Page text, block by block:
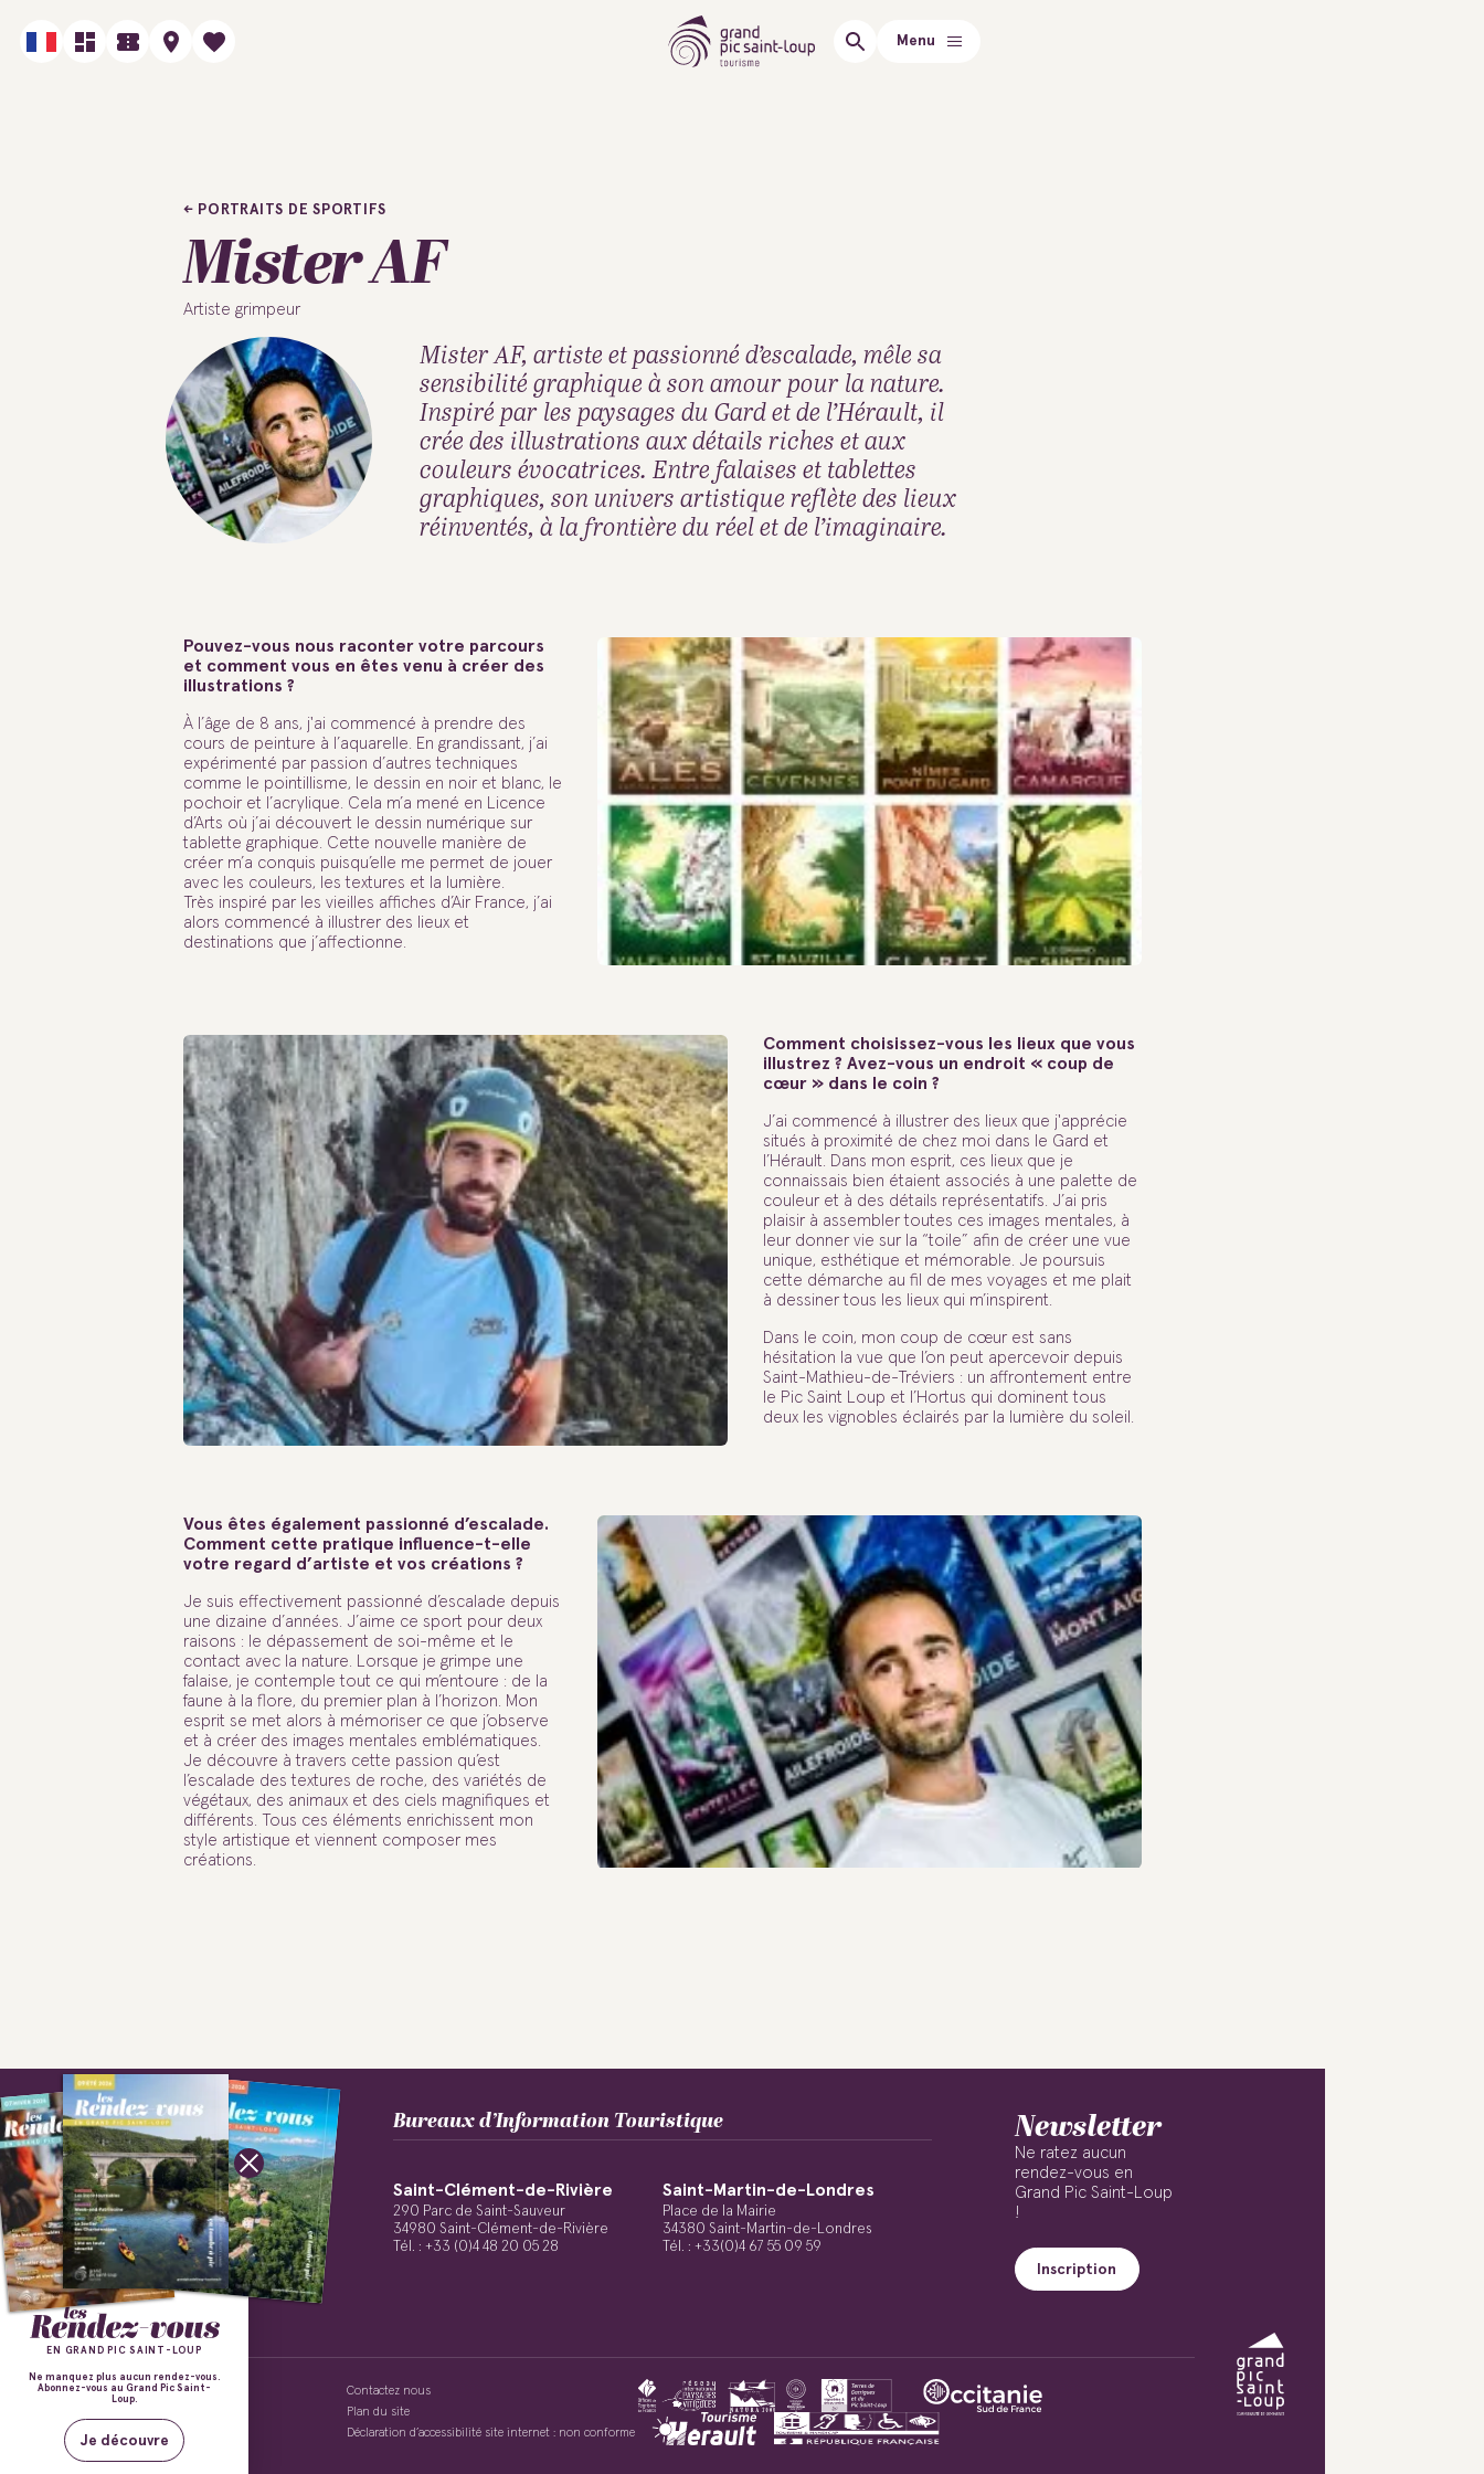
Menu
PORTRAITS DE SPORTIFS
Mister AF
Artiste grimpeur
Mister AF, artiste et passionné d’escalade, mêle sa
sensibilité graphique à son amour pour la nature.
Inspiré par les paysages du Gard et de l’Hérault, il
crée des illustrations aux détails riches et aux
couleurs évocatrices. Entre falaises et tablettes
graphiques, son univers artistique reflète des lieux
réinventés, à la frontière du réel et de l’imaginaire.
Pouvez-vous nous raconter votre parcours
et comment vous en êtes venu à créer des
illustrations ?
À l’âge de 8 ans, j'ai commencé à prendre des
cours de peinture à l’aquarelle. En grandissant, j’ai
expérimenté par passion d’autres techniques
comme le pointillisme, le dessin en noir et blanc, le
pochoir et l’acrylique. Cela m’a mené en Licence
d’Arts où j’ai découvert le dessin numérique sur
tablette graphique. Cette nouvelle manière de
créer m’a conquis puisqu’elle me permet de jouer
avec les couleurs, les textures et la lumière.
Très inspiré par les vieilles affiches d’Air France, j’ai
alors commencé à illustrer des lieux et
destinations que j’affectionne.
Comment choisissez-vous les lieux que vous
illustrez ? Avez-vous un endroit « coup de
cœur » dans le coin ?
J’ai commencé à illustrer des lieux que j'apprécie
situés à proximité de chez moi dans le Gard et
l’Hérault. Dans mon esprit, ces lieux que je
connaissais bien étaient associés à une palette de
couleur et à des détails représentatifs. J’ai pris
plaisir à assembler toutes ces images mentales, à
leur donner vie sur la “toile” afin de créer une vue
unique, esthétique et mémorable. Je poursuis
cette démarche au fil de mes voyages et me plait
à dessiner tous les lieux qui m’inspirent.
Dans le coin, mon coup de cœur est sans
hésitation la vue que l’on peut apercevoir depuis
Saint-Mathieu-de-Tréviers : un affrontement entre
le Pic Saint Loup et l’Hortus qui dominent tous
deux les vignobles éclairés par la lumière du soleil.
Vous êtes également passionné d’escalade.
Comment cette pratique influence-t-elle
votre regard d’artiste et vos créations ?
Je suis effectivement passionné d’escalade depuis
une dizaine d’années. J’aime ce sport pour deux
raisons : le dépassement de soi-même et le
contact avec la nature. Lorsque je grimpe une
falaise, je contemple tout ce qui m’entoure : de la
faune à la flore, du premier plan à l’horizon. Mon
esprit se met alors à mémoriser ce que j’observe
et à créer des images mentales emblématiques.
Je découvre à travers cette passion qu’est
l’escalade des textures de roche, des variétés de
végétaux, des animaux et des ciels magnifiques et
différents. Tous ces éléments enrichissent mon
style artistique et viennent composer mes
créations.
Suivez-nous !
Bureaux d’Information Touristique
Saint-Clément-de-Rivière
290 Parc de Saint-Sauveur
34980 Saint-Clément-de-Rivière
Tél. : +33 (0)4 48 20 05 28
Saint-Martin-de-Londres
Place de la Mairie
34380 Saint-Martin-de-Londres
Tél. : +33(0)4 67 55 09 59
Newsletter
Ne ratez aucun
rendez-vous en
Grand Pic Saint-Loup
!
Inscription
Politique de confidentialité
Contactez nous
Plan du site
Conditions Générales de Vente
Déclaration d’accessibilité site internet : non conforme
EN GRAND PIC SAINT-LOUP
Ne manquez plus aucun rendez-vous.
Abonnez-vous au Grand Pic Saint-
Loup.
Je découvre